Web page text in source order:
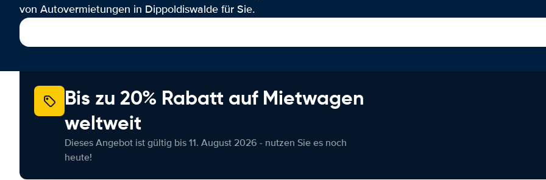
von Autovermietungen in Dippoldiswalde für Sie.
Bis zu 20% Rabatt auf Mietwagen
weltweit
Dieses Angebot ist gültig bis 11. August 2026 - nutzen Sie es noch
heute!